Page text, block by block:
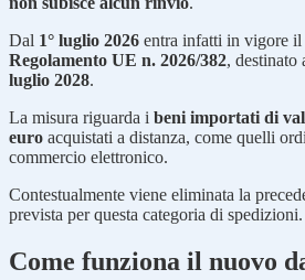
Dal 1° luglio 2026 entra infatti in vigore
Regolamento UE n. 2026/382, destinato
luglio 2028.
La misura riguarda i beni importati di
euro acquistati a distanza, come quelli
commercio elettronico.
Contestualmente viene eliminata la
prevista per questa categoria di spedizioni.
Come funziona il nuovo